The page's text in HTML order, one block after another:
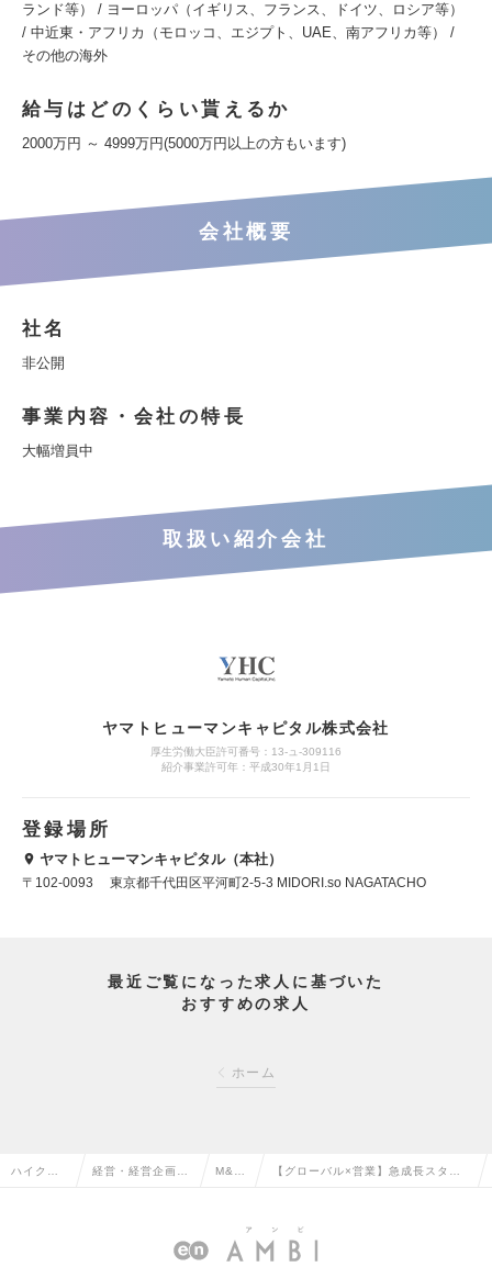
ランド等） / ヨーロッパ（イギリス、フランス、ドイツ、ロシア等）
/ 中近東・アフリカ（モロッコ、エジプト、UAE、南アフリカ等） /
その他の海外
給与はどのくらい貰えるか
2000万円 ～ 4999万円(5000万円以上の方もいます)
会社概要
社名
非公開
事業内容・会社の特長
大幅増員中
取扱い紹介会社
ヤマトヒューマンキャピタル株式会社
厚生労働大臣許可番号：13-ュ-309116
紹介事業許可年：平成30年1月1日
登録場所
ヤマトヒューマンキャピタル（本社）
〒102-0093 東京都千代田区平河町2-5-3 MIDORI.so NAGATACHO
最近ご覧になった求人に基づいた
おすすめの求人
ホーム
ハイクラ 経営・経営企画・ M&A 【グローバル×営業】急成長スター